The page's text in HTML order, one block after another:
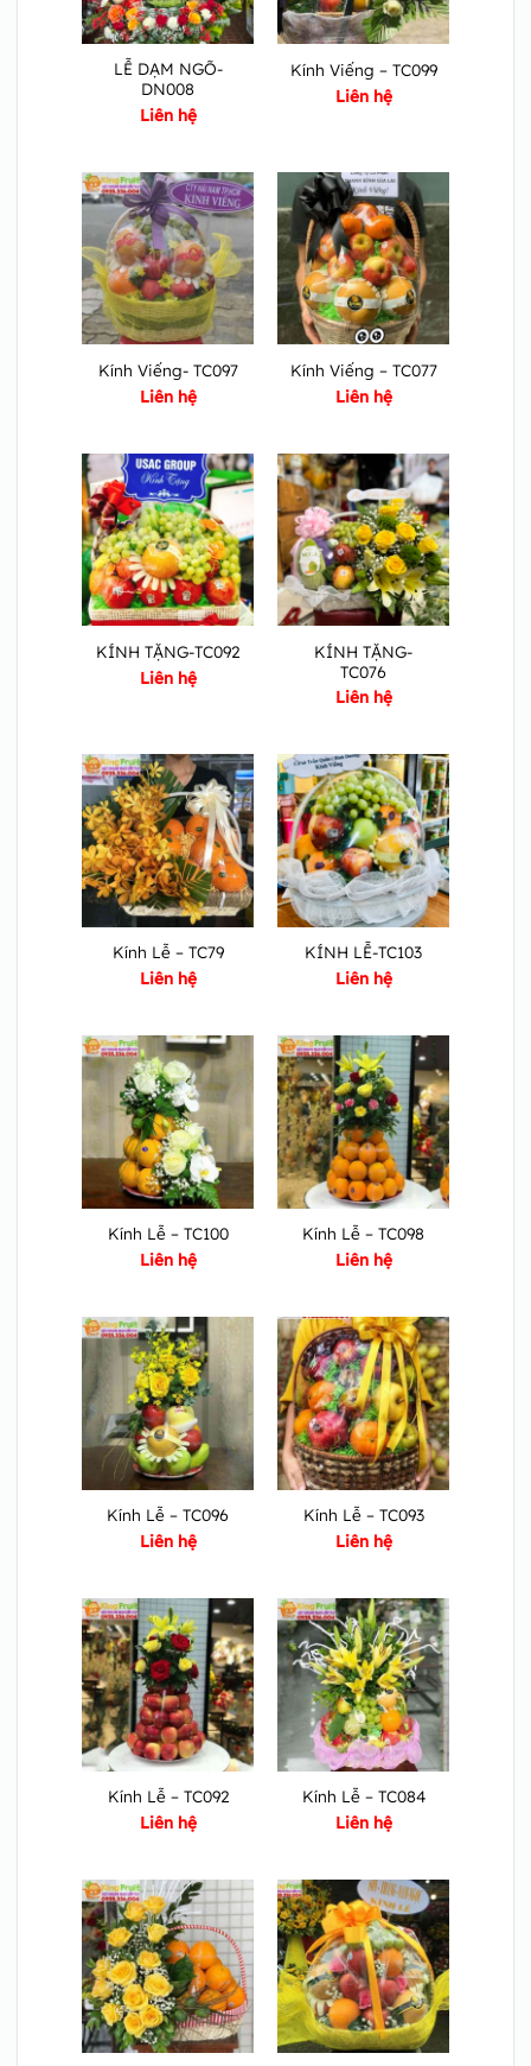
LỄ DẠM NGÕ-
DN008
Liên hệ
Kính Viếng – TC099
Liên hệ
Kính Viếng- TC097
Liên hệ
Kính Viếng – TC077
Liên hệ
KÍNH TẶNG-TC092
Liên hệ
KÍNH TẶNG-
TC076
Liên hệ
Kính Lễ – TC79
Liên hệ
KÍNH LỄ-TC103
Liên hệ
Kính Lễ – TC100
Liên hệ
Kính Lễ – TC098
Liên hệ
Kính Lễ – TC096
Liên hệ
Kính Lễ – TC093
Liên hệ
Kính Lễ – TC092
Liên hệ
Kính Lễ – TC084
Liên hệ